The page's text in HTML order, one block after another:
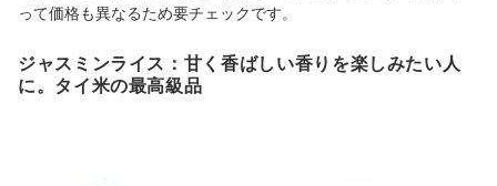
って価格も異なるため要チェックです。
ジャスミンライス：甘く香ばしい香りを楽しみたい人
に。タイ米の最高級品